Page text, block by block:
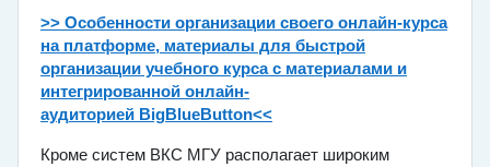
>> Особенности организации своего онлайн-курса
на платформе, материалы для быстрой
организации учебного курса с материалами и
интегрированной онлайн-
аудиторией BigBlueButton<<
Кроме систем ВКС МГУ располагает широким